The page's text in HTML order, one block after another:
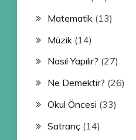
Matematik(13)
Müzik(14)
Nasıl Yapılır? (27)
Ne Demektir? (26)
Okul Öncesi (33)
Satranç(14)